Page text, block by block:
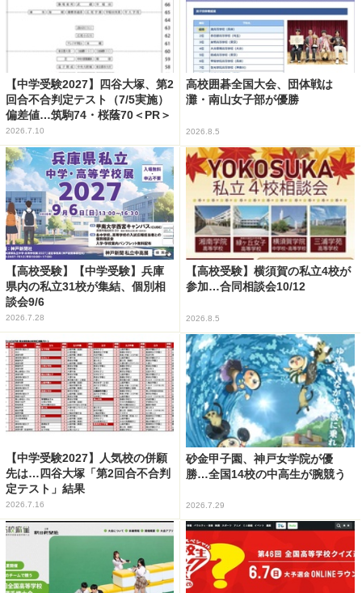
【中学受験2027】四谷大塚、第2
回合不合判定テスト（7/5実施）
偏差値…筑駒74・桜蔭70＜PR＞
2026.7.10
高校囲碁全国大会、団体戦は
灘・南山女子部が優勝
2026.8.5
【高校受験】【中学受験】兵庫
県内の私立31校が集結、個別相
談会9/6
2026.7.28
【高校受験】横須賀の私立4校が
参加…合同相談会10/12
2026.8.5
【中学受験2027】人気校の併願
先は…四谷大塚「第2回合不合判
定テスト」結果
2026.7.16
砂金甲子園、神戸女学院が優
勝…全国14校の中高生が腕競う
2026.7.29